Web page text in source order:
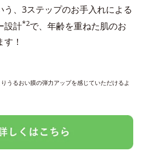
う、3ステップのお手入れによる
設計*2で、年齢を重ねた肌のお
！
うるおい膜の弾力アップを感じていただけるよ